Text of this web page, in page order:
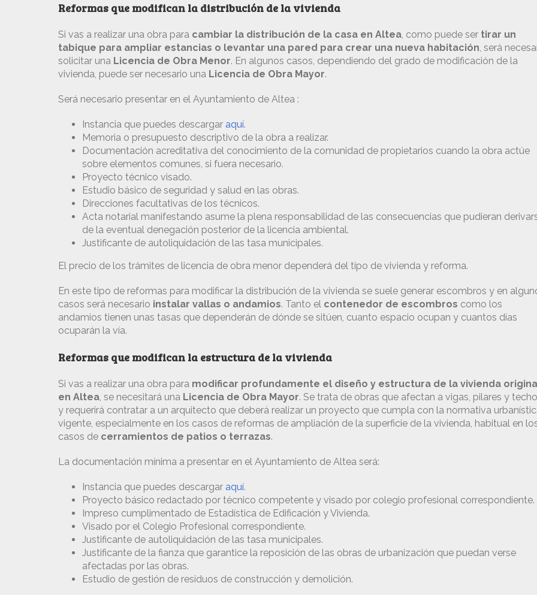
Reformas que modifican la distribución de la vivienda
Si vas a realizar una obra para cambiar la distribución de la casa en Altea, como puede ser tirar un
tabique para ampliar estancias o levantar una pared para crear una nueva habitación, será
solicitar una Licencia de Obra Menor. En algunos casos, dependiendo del grado de modificación de la
vivienda, puede ser necesario una Licencia de Obra Mayor.
Será necesario presentar en el Ayuntamiento de Altea :
Instancia que puedes descargar aquí.
Memoria o presupuesto descriptivo de la obra a realizar.
Documentación acreditativa del conocimiento de la comunidad de propietarios cuando la obra actúe
sobre elementos comunes, si fuera necesario.
Proyecto técnico visado.
Estudio básico de seguridad y salud en las obras.
Direcciones facultativas de los técnicos.
Acta notarial manifestando asume la plena responsabilidad de las consecuencias que pudieran
de la eventual denegación posterior de la licencia ambiental.
Justificante de autoliquidación de las tasa municipales.
El precio de los trámites de licencia de obra menor dependerá del tipo de vivienda y reforma.
En este tipo de reformas para modificar la distribución de la vivienda se suele generar escombros y en
casos será necesario instalar vallas o andamios. Tanto el contenedor de escombros como los
andamios tienen unas tasas que dependerán de dónde se sitúen, cuanto espacio ocupan y cuantos días
ocuparán la vía.
Reformas que modifican la estructura de la vivienda
Si vas a realizar una obra para modificar profundamente el diseño y estructura de la vivienda
en Altea, se necesitará una Licencia de Obra Mayor. Se trata de obras que afectan a vigas, pilares y
y requerirá contratar a un arquitecto que deberá realizar un proyecto que cumpla con la normativa
vigente, especialmente en los casos de reformas de ampliación de la superficie de la vivienda, habitual en
casos de cerramientos de patios o terrazas.
La documentación mínima a presentar en el Ayuntamiento de Altea será:
Instancia que puedes descargar aquí.
Proyecto básico redactado por técnico competente y visado por colegio profesional correspondiente.
Impreso cumplimentado de Estadística de Edificación y Vivienda.
Visado por el Colegio Profesional correspondiente.
Justificante de autoliquidación de las tasa municipales.
Justificante de la fianza que garantice la reposición de las obras de urbanización que puedan verse
afectadas por las obras.
Estudio de gestión de residuos de construcción y demolición.